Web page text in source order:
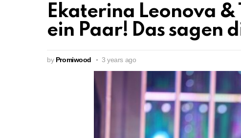
Ekaterina Leonova &
ein Paar! Das sagen
by Promiwood 3 years ago